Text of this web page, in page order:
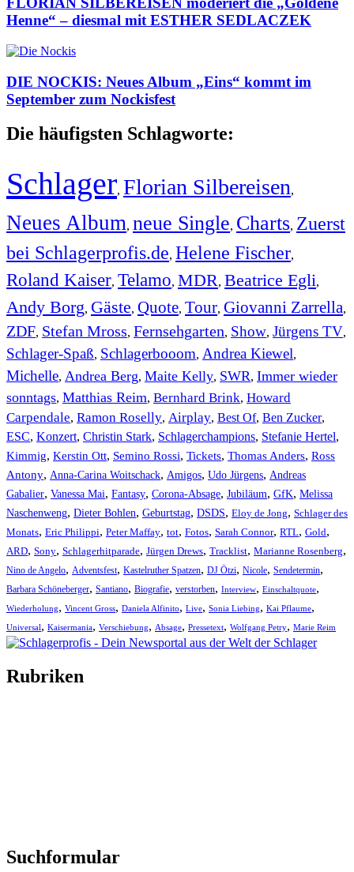
Henne“ – diesmal mit ESTHER SEDLACZEK
DIE NOCKIS: Neues Album „Eins“ kommt im
September zum Nockisfest
Die häufigsten Schlagworte:
Schlager, Florian Silbereisen,
Neues Album, neue Single, Charts, Zuerst
bei Schlagerprofis.de, Helene Fischer,
Roland Kaiser, Telamo, MDR, Beatrice Egli,
Andy Borg, Gäste, Quote, Tour, Giovanni Zarrella,
ZDF, Stefan Mross, Fernsehgarten, Show, Jürgens TV,
Schlager-Spaß, Schlagerbooom, Andrea Kiewel,
Michelle, Andrea Berg, Maite Kelly, SWR, Immer wieder
sonntags, Matthias Reim, Bernhard Brink, Howard
Carpendale, Ramon Roselly, Airplay, Best Of, Ben Zucker,
ESC, Konzert, Christin Stark, Schlagerchampions, Stefanie Hertel,
Kimmig, Kerstin Ott, Semino Rossi, Tickets, Thomas Anders, Ross
Antony, Anna-Carina Woitschack, Amigos, Udo Jürgens, Andreas
Gabalier, Vanessa Mai, Fantasy, Corona-Absage, Jubiläum, GfK, Melissa
Naschenweng, Dieter Bohlen, Geburtstag, DSDS, Eloy de Jong, Schlager des
Monats, Eric Philippi, Peter Maffay, tot, Fotos, Sarah Connor, RTL, Gold,
ARD, Sony, Schlagerhitparade, Jürgen Drews, Tracklist, Marianne Rosenberg,
Nino de Angelo, Adventsfest, Kastelruther Spatzen, DJ Ötzi, Nicole, Sendetermin,
Barbara Schöneberger, Santiano, Biografie, verstorben, Interview, Einschaltquote,
Wiederholung, Vincent Gross, Daniela Alfinito, Live, Sonia Liebing, Kai Pflaume,
Universal , Kaisermania, Verschiebung, Absage, Pressetext, Wolfgang Petry, Marie Reim
Rubriken
Suchformular